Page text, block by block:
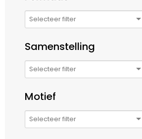
Samenstelling
Motief